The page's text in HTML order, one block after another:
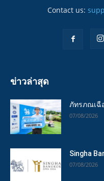
Contact us:
ข่าวล่าสุด
ภัทรภณเฉื
07/08/2026
Singha
07/08/2026